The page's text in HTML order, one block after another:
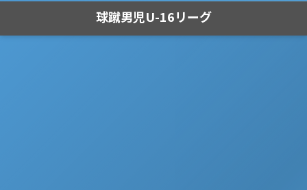
球蹴男児U-16リーグ